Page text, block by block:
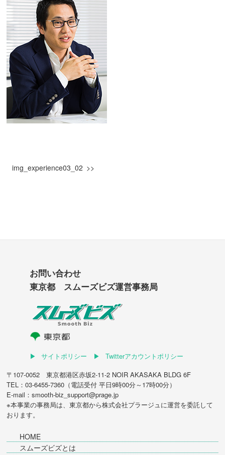
img_experience03_02
お問い合わせ
東京都 スムーズビズ運営事務局
サイトポリシー
Twitterアカウントポリシー
〒107-0052 東京都港区赤坂2-11-2 NOIR AKASAKA BLDG 6F
TEL：03-6455-7360（電話受付 平日9時00分～17時00分）
E-mail：smooth-biz_support@prage.jp
※本事業の事務局は、東京都から株式会社プラージュに運営を委託して
おります。
HOME
スムーズビズとは